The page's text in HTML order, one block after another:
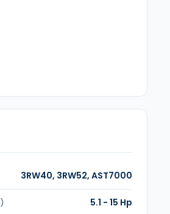
3RW40, 3RW52, AST7000
5.1 - 15 Hp